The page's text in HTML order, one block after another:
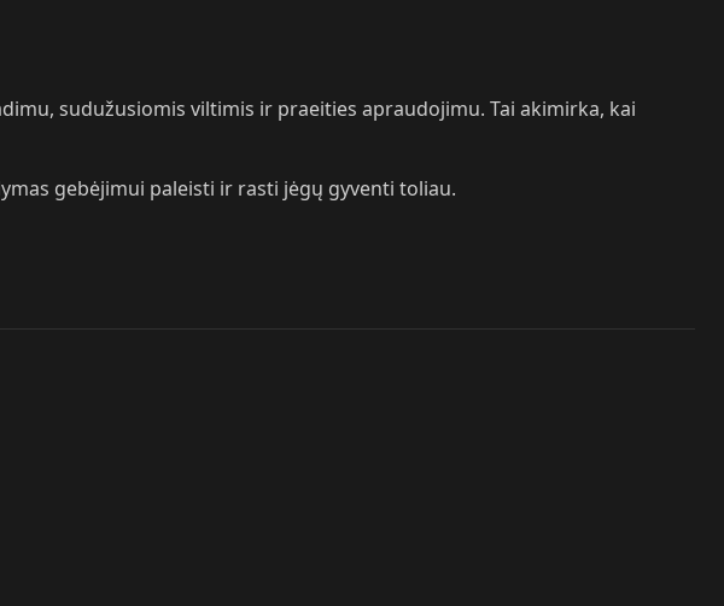
sudužusiomis viltimis ir praeities apraudojimu. Tai akimirka, kai
gebėjimui paleisti ir rasti jėgų gyventi toliau.